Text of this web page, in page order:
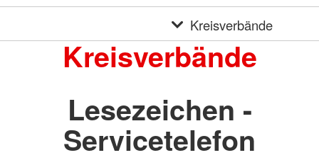
Kreisverbände
Kreisverbände
Lesezeichen -
Servicetelefon